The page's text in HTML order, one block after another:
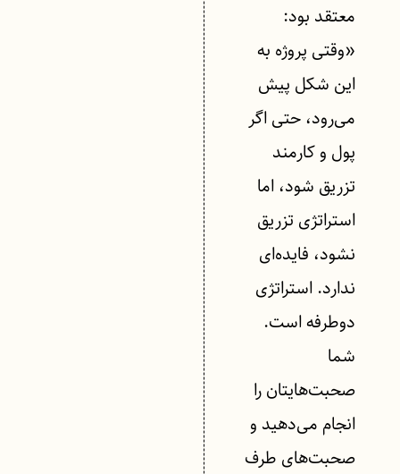
معتقد بود:
«وقتی پروژه به
این شکل پیش
می‌رود، حتی اگر
پول و کارمند
تزریق شود، اما
استراتژی تزریق
نشود، فایده‌ای
ندارد. استراتژی
دوطرفه است.
شما
صحبت‌هایتان را
انجام می‌دهید و
صحبت‌های طرف